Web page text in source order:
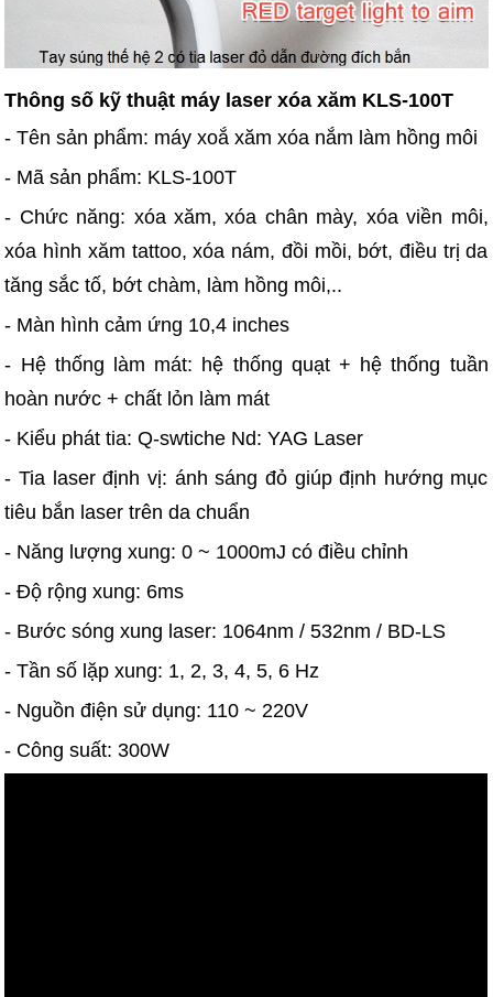
Thông số kỹ thuật máy laser xóa xăm KLS-100T
- Tên sản phẩm: máy xoắ xăm xóa nắm làm hồng môi
- Mã sản phẩm: KLS-100T
- Chức năng: xóa xăm, xóa chân mày, xóa viền môi,
xóa hình xăm tattoo, xóa nám, đồi mồi, bớt, điều trị da
tăng sắc tố, bớt chàm, làm hồng môi,..
- Màn hình cảm ứng 10,4 inches
- Hệ thống làm mát: hệ thống quạt + hệ thống tuần
hoàn nước + chất lỏn làm mát
- Kiểu phát tia: Q-swtiche Nd: YAG Laser
- Tia laser định vị: ánh sáng đỏ giúp định hướng mục
tiêu bắn laser trên da chuẩn
- Năng lượng xung: 0 ~ 1000mJ có điều chỉnh
- Độ rộng xung: 6ms
- Bước sóng xung laser: 1064nm / 532nm / BD-LS
- Tần số lặp xung: 1, 2, 3, 4, 5, 6 Hz
- Nguồn điện sử dụng: 110 ~ 220V
- Công suất: 300W